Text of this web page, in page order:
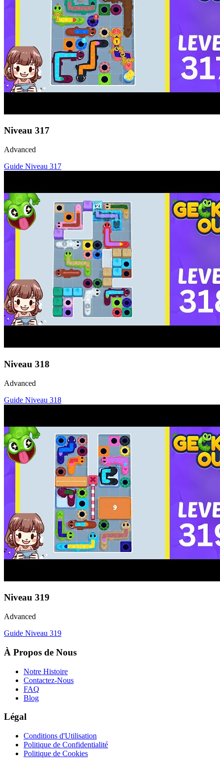
Niveau 317
Advanced
Guide Niveau 317
Niveau 318
Advanced
Guide Niveau 318
Niveau 319
Advanced
Guide Niveau 319
À Propos de Nous
Notre Histoire
Contactez-Nous
FAQ
Blog
Légal
Conditions d'Utilisation
Politique de Confidentialité
Politique de Cookies